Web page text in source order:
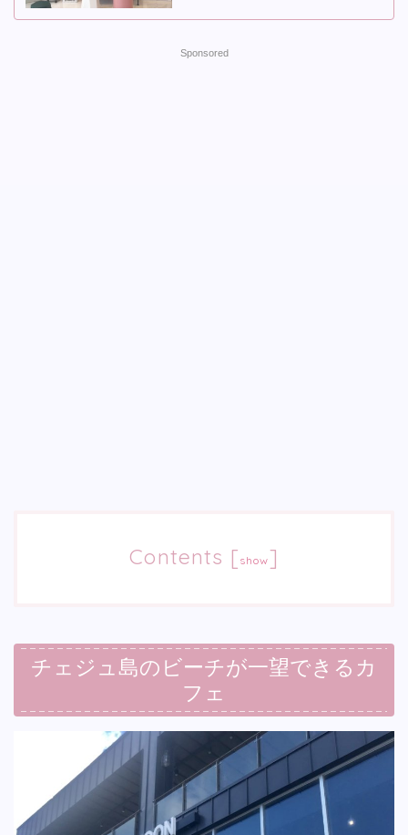
Sponsored
Contents [ show]
チェジュ島のビーチが一望できるカ
フェ